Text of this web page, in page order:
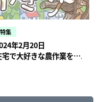
看護で出来ること【トーク
特集
年2月20日
宅で大好きな農作業を…ニャ